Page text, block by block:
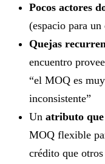
Pocos actores
(espacio para
Quejas
encuentro
“el MOQ es
inconsistente”
Un atributo
MOQ flexible
crédito que